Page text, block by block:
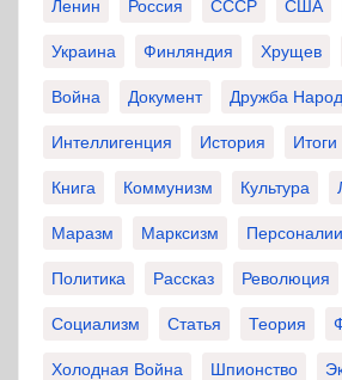
Ленин Россия СССР США
Украина Финляндия Хрущев
Война Документ Дружба
Интеллигенция История Итоги
Книга Коммунизм Культура
Маразм Марксизм Персоналии
Политика Рассказ Революция
Социализм Статья Теория
Холодная Война Шпионство